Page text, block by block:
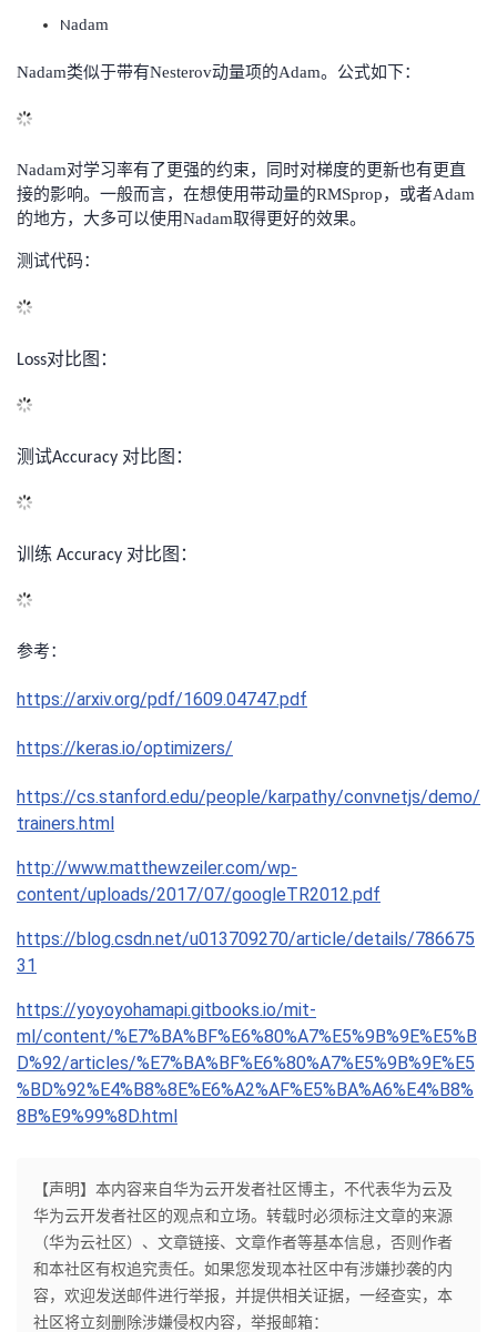
Nadam
Nadam类似于带有Nesterov动量项的Adam。公式如下：
Nadam对学习率有了更强的约束，同时对梯度的更新也有更直
接的影响。一般而言，在想使用带动量的RMSprop，或者Adam
的地方，大多可以使用Nadam取得更好的效果。
测试代码：
Loss对比图：
测试Accuracy 对比图：
训练 Accuracy 对比图：
参考：
https://arxiv.org/pdf/1609.04747.pdf
https://keras.io/optimizers/
https://cs.stanford.edu/people/karpathy/convnetjs/demo/
trainers.html
http://www.matthewzeiler.com/wp-
content/uploads/2017/07/googleTR2012.pdf
https://blog.csdn.net/u013709270/article/details/786675
31
https://yoyoyohamapi.gitbooks.io/mit-
ml/content/%E7%BA%BF%E6%80%A7%E5%9B%9E%E5%B
D%92/articles/%E7%BA%BF%E6%80%A7%E5%9B%9E%E5
%BD%92%E4%B8%8E%E6%A2%AF%E5%BA%A6%E4%B8%
8B%E9%99%8D.html
【声明】本内容来自华为云开发者社区博主，不代表华为云及
华为云开发者社区的观点和立场。转载时必须标注文章的来源
（华为云社区）、文章链接、文章作者等基本信息，否则作者
和本社区有权追究责任。如果您发现本社区中有涉嫌抄袭的内
容，欢迎发送邮件进行举报，并提供相关证据，一经查实，本
社区将立刻删除涉嫌侵权内容，举报邮箱：